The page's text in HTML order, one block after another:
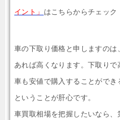
イント」 はこちらからチェック
車の下取り価格と申しますの
あれば高くなります。下取り
車も安値で購入することができ
ということが肝心です。
車買取相場を把握したいなら、